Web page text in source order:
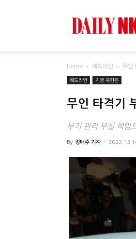
Home 헤드라인 무인
헤드라인 지금 북한은
무인 타격기
무기 관리 부실 책임
By 정태주 기자 -